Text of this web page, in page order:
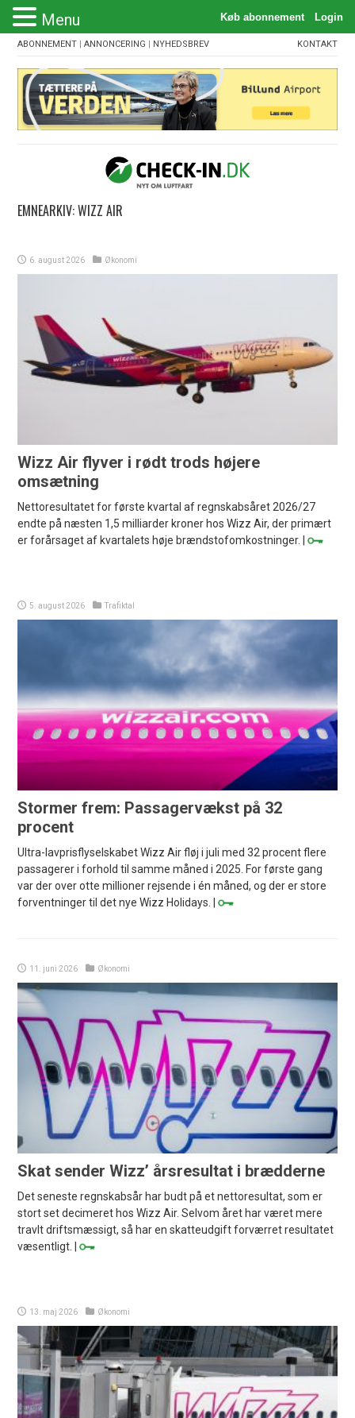
ABONNEMENT |ANNONCERING | NYHEDSBREV KONTAKT
EMNEARKIV:WIZZ AIR
6. august 2026 Økonomi
Wizz Air flyver i rødt trods højere
omsætning
Nettoresultatet for første kvartal af regnskabsåret 2026/27
endte på næsten 1,5 milliarder kroner hos Wizz Air, der primært
er forårsaget af kvartalets høje brændstofomkostninger. |
5. august 2026 Trafiktal
Stormer frem: Passagervækst på 32
procent
Ultra-lavprisflyselskabet Wizz Air fløj i juli med 32 procent flere
passagerer i forhold til samme måned i 2025. For første gang
var der over otte millioner rejsende i én måned, og der er store
forventninger til det nye Wizz Holidays. |
11. juni 2026 Økonomi
Skat sender Wizz’ årsresultat i brædderne
Det seneste regnskabsår har budt på et nettoresultat, som er
stort set decimeret hos Wizz Air. Selvom året har været mere
travlt driftsmæssigt, så har en skatteudgift forværret resultatet
væsentligt. |
13. maj 2026 Økonomi
Menu